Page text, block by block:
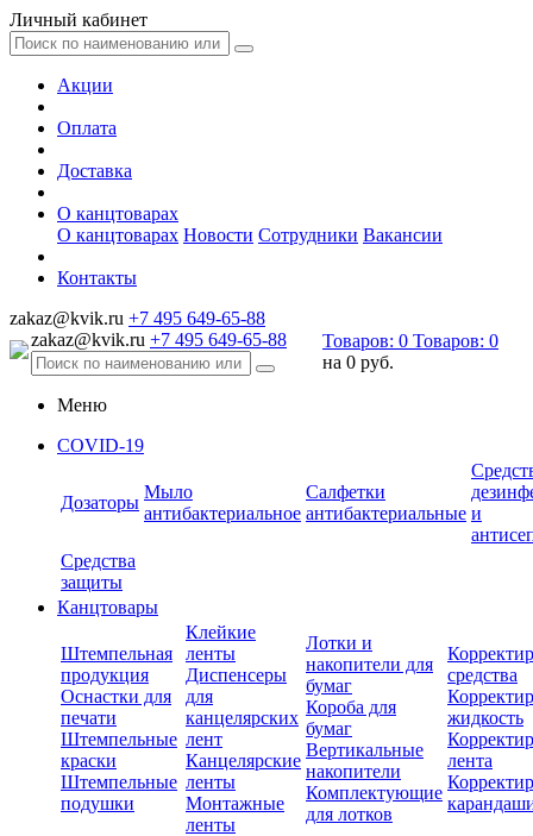
Личный кабинет
Акции
Оплата
Доставка
О канцтоварах
О канцтоварах Новости Сотрудники Вакансии
Контакты
zakaz@kvik.ru +7 495 649-65-88
zakaz@kvik.ru +7 495 649-65-88 Товаров: 0 Товаров: 0
на 0 руб.
Меню
COVID-19
Дозаторы
Мыло
антибактериальное
Салфетки
антибактериальные и
Средства
защиты
Канцтовары
Штемпельная
продукция
Оснастки для
печати
Штемпельные
краски
Штемпельные
подушки
Клейкие
ленты
Диспенсеры
для
канцелярских
лент
Канцелярские
ленты
Монтажные
ленты
Лотки и
накопители для
бумаг
Короба для
бумаг
Вертикальные
накопители
Комплектующие
для лотков
средства
жидкость
лента